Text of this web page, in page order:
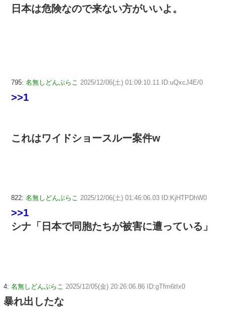
日本は危険なので来ない方がいいよ。
795: 名無しどんぶらこ 2025/12/06(土) 01:09:10.11 ID:uQxcJ4E/0
>>1
これはワイドショースルー案件w
822: 名無しどんぶらこ 2025/12/06(土) 01:46:06.03 ID:KjHTPDhW0
>>1
シナ「日本で同胞たちが被害に遭っている」
4: 名無しどんぶらこ 2025/12/05(金) 20:26:06.86 ID:gTfm6tIx0
暴れ出したな